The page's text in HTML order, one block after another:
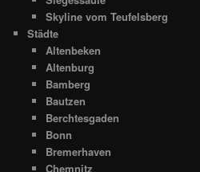
Skyline vom Teufelsberg
Städte
Altenbeken
Altenburg
Bamberg
Bautzen
Berchtesgaden
Bonn
Bremerhaven
Chemnitz